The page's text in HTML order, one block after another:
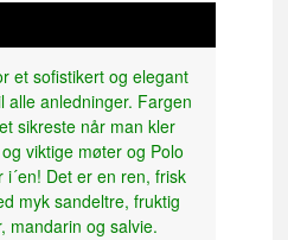
et sofistikert og elegant
alle anledninger. Fargen
sikreste når man kler
viktige møter og Polo
i´en! Det er en ren, frisk
myk sandeltre, fruktig
mandarin og salvie.